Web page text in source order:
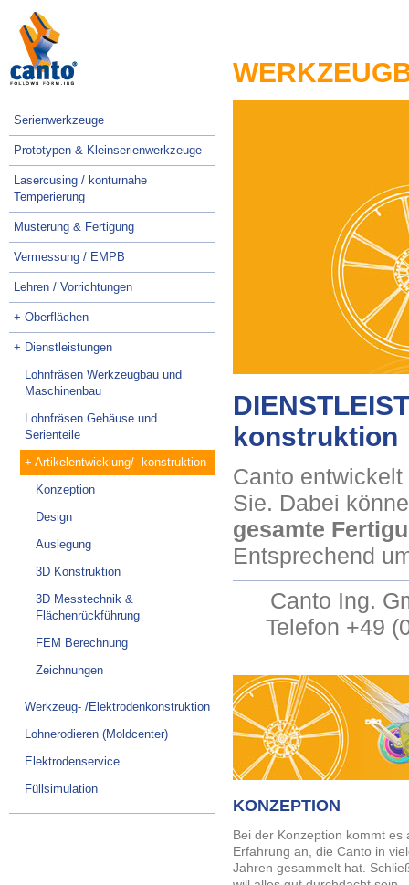
überspringen
Navigation
überspringen
Serienwerkzeuge
Prototypen & Kleinserienwerkzeuge
Lasercusing / konturnahe
Temperierung
Musterung & Fertigung
Vermessung / EMPB
Lehren / Vorrichtungen
+ Oberflächen
+ Dienstleistungen
Lohnfräsen Werkzeugbau und
Maschinenbau
Lohnfräsen Gehäuse und
Serienteile
+ Artikelentwicklung/ -konstruktion
Konzeption
Design
Auslegung
3D Konstruktion
3D Messtechnik &
Flächenrückführung
FEM Berechnung
Zeichnungen
Werkzeug- /Elektrodenkonstruktion
Lohnerodieren (Moldcenter)
Elektrodenservice
Füllsimulation
konstruktion
Canto
Sie. Dabei
gesamte
Entsprechend
Canto Ing.
Telefon +49
KONZEPTION
Bei der Konzeption kommt es
Erfahrung an, die Canto in
Jahren gesammelt hat.